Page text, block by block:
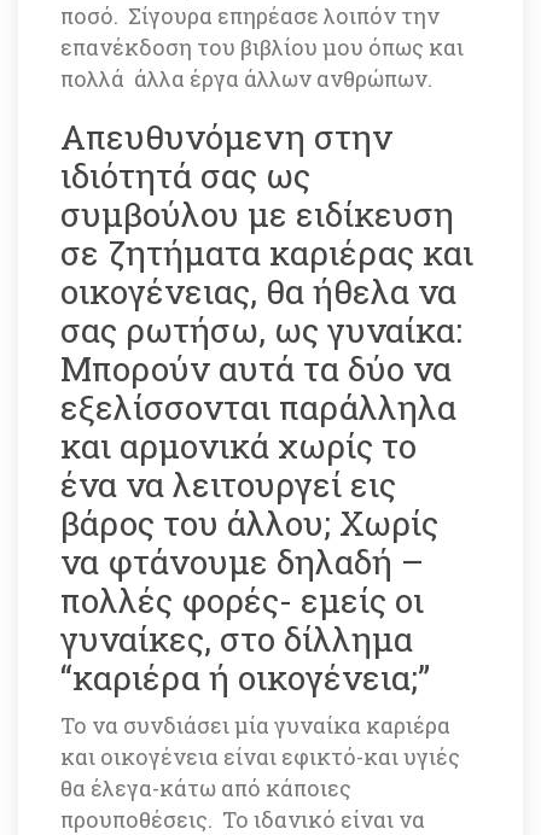
ποσό. Σίγουρα επηρέασε λοιπόν την
επανέκδοση του βιβλίου μου όπως και
πολλά άλλα έργα άλλων ανθρώπων.
Απευθυνόμενη στην
ιδιότητά σας ως
συμβούλου με ειδίκευση
σε ζητήματα καριέρας και
οικογένειας, θα ήθελα να
σας ρωτήσω, ως γυναίκα:
Μπορούν αυτά τα δύο να
εξελίσσονται παράλληλα
και αρμονικά χωρίς το
ένα να λειτουργεί εις
βάρος του άλλου; Χωρίς
να φτάνουμε δηλαδή –
πολλές φορές- εμείς οι
γυναίκες, στο δίλλημα
“καριέρα ή οικογένεια;”
Το να συνδιάσει μία γυναίκα καριέρα
και οικογένεια είναι εφικτό-και υγιές
θα έλεγα-κάτω από κάποιες
προυποθέσεις. Το ιδανικό είναι να